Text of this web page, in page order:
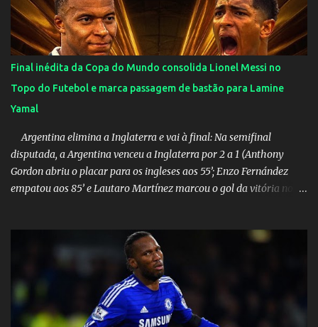
‎@Globoplay mandou um xero para as meninas e falou do seu
orgulho.
Final inédita da Copa do Mundo consolida Lionel Messi no
Topo do Futebol e marca passagem de bastão para Lamine
Yamal
Argentina elimina a Inglaterra e vai à final: Na semifinal
disputada, a Argentina venceu a Inglaterra por 2 a 1 (Anthony
Gordon abriu o placar para os ingleses aos 55’; Enzo Fernández
empatou aos 85’ e Lautaro Martínez marcou o gol da vitória nos
Inglaterra durante o jogo.